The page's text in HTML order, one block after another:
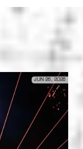
JUN 26, 2026